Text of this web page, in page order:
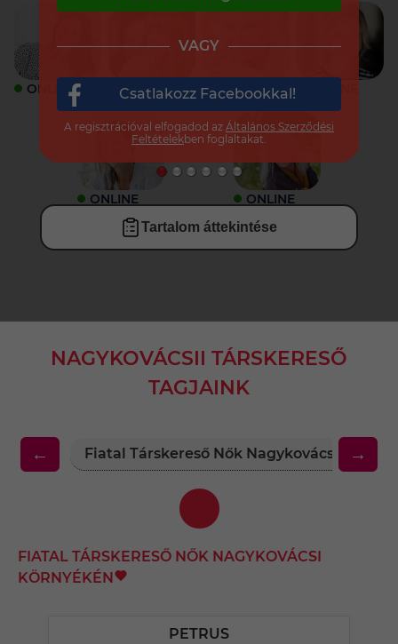
ONLINE ONLINE ONLINE
ONLINE ONLINE
Tartalom áttekintése
NAGYKOVÁCSII TÁRSKERESŐ
TAGJAINK
← Fiatal Társkereső Nők Nagykovácsi →
FIATAL TÁRSKERESŐ NŐK NAGYKOVÁCSI
KÖRNYÉKÉN
PETRUS
VAGY
Csatlakozz Facebookkal!
A regisztrációval elfogadod az Általános Szerződési
Feltételekben foglaltakat.